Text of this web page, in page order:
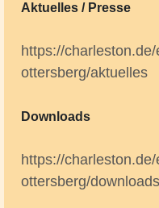
Aktuelles / Presse
https://
ottersberg/aktuelles
Downloads
https://
ottersberg/downloads